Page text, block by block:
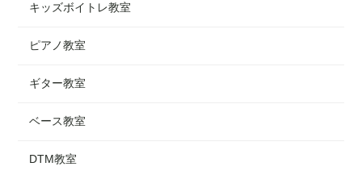
キッズボイトレ教室
ピアノ教室
ギター教室
ベース教室
DTM教室